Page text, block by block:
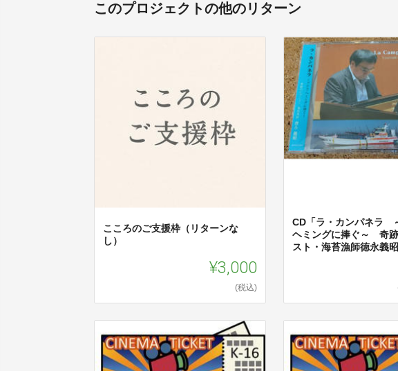
このプロジェクトの他のリターン
こころのご支援枠（リターンな
し）
¥3,000
(税込)
CD「ラ・カンパネラ
ヘミングに捧ぐ～ 奇
スト・海苔漁師徳永義